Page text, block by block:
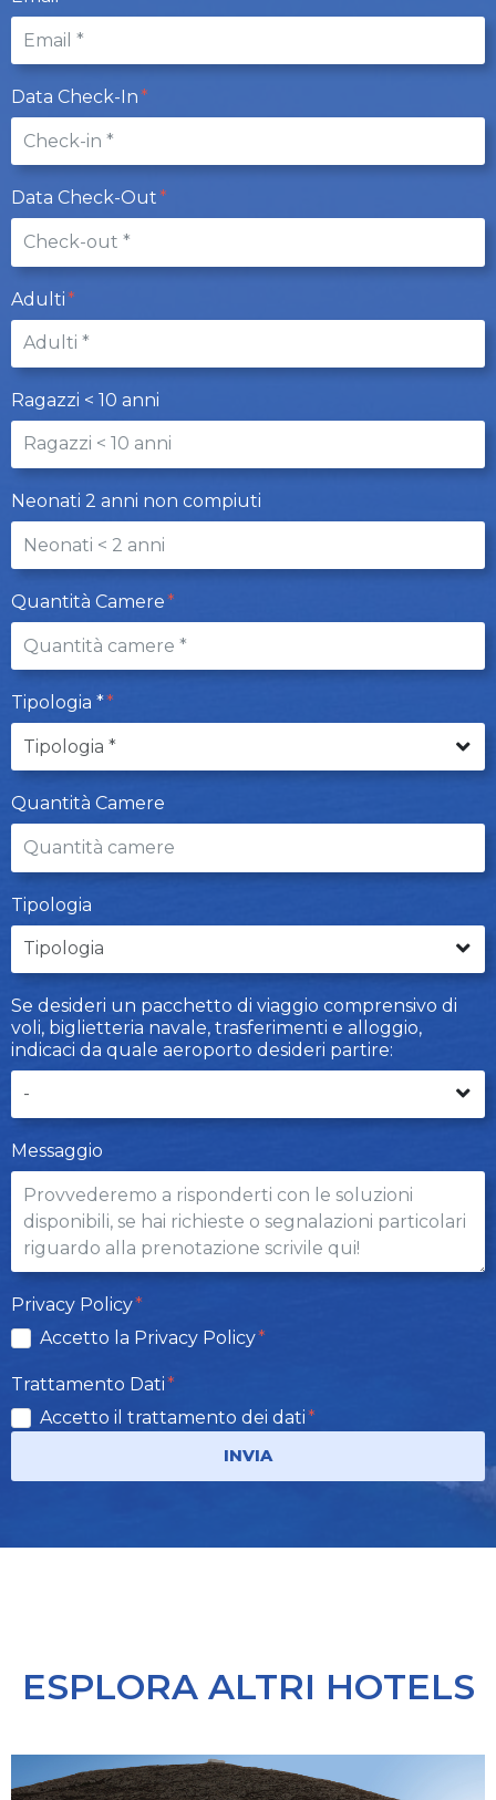
Data Check-In
Data Check-Out
Adulti
Ragazzi < 10 anni
Neonati 2 anni non compiuti
Quantità Camere
Tipologia *
Quantità Camere
Tipologia
Se desideri un pacchetto di viaggio comprensivo di
voli, biglietteria navale, trasferimenti e alloggio,
indicaci da quale aeroporto desideri partire:
Messaggio
Privacy Policy
Accetto la Privacy Policy
Trattamento Dati
Accetto il trattamento dei dati
INVIA
ESPLORA ALTRI HOTELS